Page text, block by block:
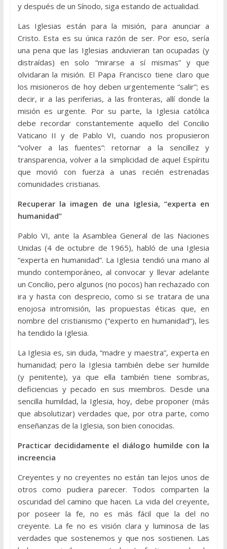
y después de un Sínodo, siga estando de actualidad.
Las Iglesias están para la misión, para anunciar a
Cristo. Esta es su única razón de ser. Por eso, sería
una pena que las Iglesias anduvieran tan ocupadas (y
distraídas) en solo “mirarse a sí mismas” y que
olvidaran la misión. El Papa Francisco tiene claro que
los misioneros de hoy deben urgentemente “salir”; es
decir, ir a las periferias, a las fronteras, allí donde la
misión es urgente. Por su parte, la Iglesia católica
debe recordar constantemente aquello del Concilio
Vaticano II y de Pablo VI, cuando nos propusieron
“volver a las fuentes”: retornar a la sencillez y
transparencia, volver a la simplicidad de aquel Espíritu
que movió con fuerza a unas recién estrenadas
comunidades cristianas.
Recuperar la imagen de una Iglesia, “experta en
humanidad”
Pablo VI, ante la Asamblea General de las Naciones
Unidas (4 de octubre de 1965), habló de una Iglesia
“experta en humanidad”. La Iglesia tendió una mano al
mundo contemporáneo, al convocar y llevar adelante
un Concilio, pero algunos (no pocos) han rechazado con
ira y hasta con desprecio, como si se tratara de una
enojosa intromisión, las propuestas éticas que, en
nombre del cristianismo (“experto en humanidad”), les
ha tendido la Iglesia.
La Iglesia es, sin duda, “madre y maestra”, experta en
humanidad; pero la Iglesia también debe ser humilde
(y penitente), ya que ella también tiene sombras,
deficiencias y pecado en sus miembros. Desde una
sencilla humildad, la Iglesia, hoy, debe proponer (más
que absolutizar) verdades que, por otra parte, como
enseñanzas de la Iglesia, son bien conocidas.
Practicar decididamente el diálogo humilde con la
increencia
Creyentes y no creyentes no están tan lejos unos de
otros como pudiera parecer. Todos comparten la
oscuridad del camino que hacen. La vida del creyente,
por poseer la fe, no es más fácil que la del no
creyente. La fe no es visión clara y luminosa de las
verdades que sostenemos y que nos sostienen. Las